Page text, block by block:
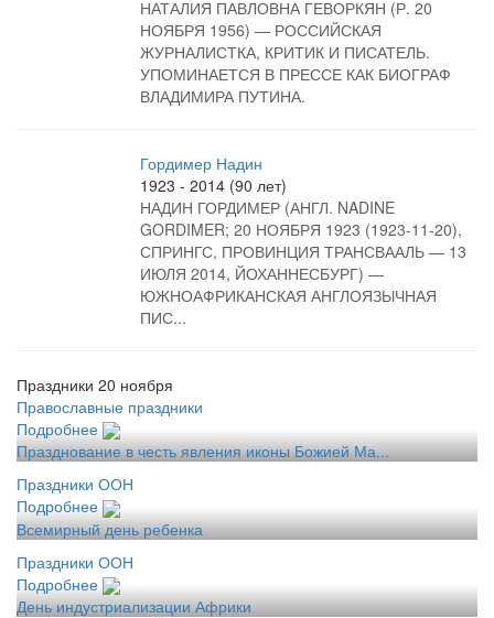
НАТАЛИЯ ПАВЛОВНА ГЕВОРКЯН (Р. 20
НОЯБРЯ 1956) — РОССИЙСКАЯ
ЖУРНАЛИСТКА, КРИТИК И ПИСАТЕЛЬ.
УПОМИНАЕТСЯ В ПРЕССЕ КАК БИОГРАФ
ВЛАДИМИРА ПУТИНА.
Гордимер Надин
1923 - 2014 (90 лет)
НАДИН ГОРДИМЕР (АНГЛ. NADINE
GORDIMER; 20 НОЯБРЯ 1923 (1923-11-20),
СПРИНГС, ПРОВИНЦИЯ ТРАНСВААЛЬ — 13
ИЮЛЯ 2014, ЙОХАННЕСБУРГ) —
ЮЖНОАФРИКАНСКАЯ АНГЛОЯЗЫЧНАЯ
ПИС...
Праздники 20 ноября
Православные праздники
Подробнее
Празднование в честь явления иконы Божией Ма...
Праздники ООН
Подробнее
Всемирный день ребенка
Праздники ООН
Подробнее
День индустриализации Африки